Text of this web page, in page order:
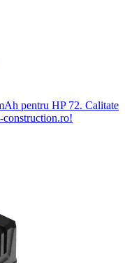
pentru HP 72. Calitate
construction.ro!